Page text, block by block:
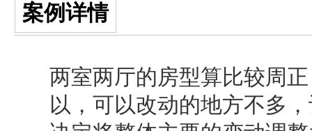
案例详情
两室两厅的房型算比较周
以，可以改动的地方不多